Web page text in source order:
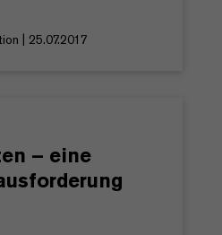
| 25.07.2017
– eine